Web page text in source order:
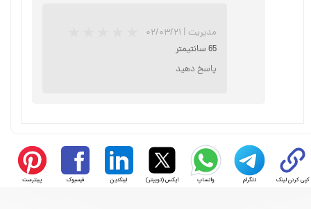
مدیریت | ۰۲/۰۳/۲۱
65 سانتیمتر
پاسخ دهید
کپی کردن لینک تلگرام واتساپ ایکس (توییتر) لینکدین فیسبوک پینترست